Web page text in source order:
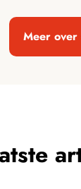
Meer over